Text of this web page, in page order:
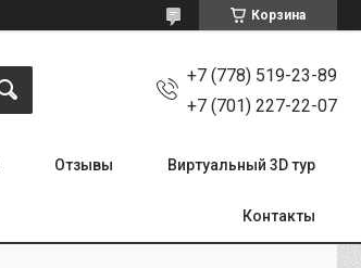
Корзина
+7 (778) 519-23-89
+7 (701) 227-22-07
Отзывы Виртуальный 3D тур
Контакты